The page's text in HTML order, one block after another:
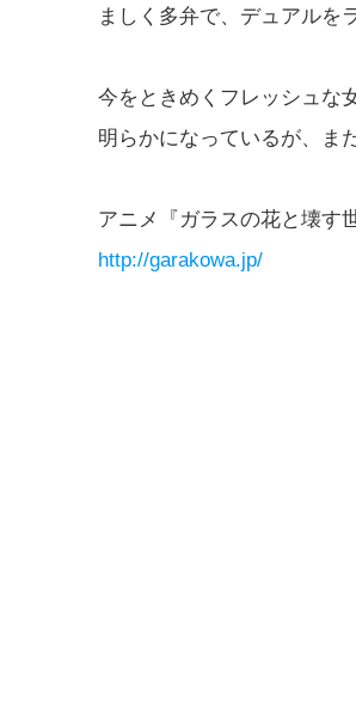
ましく多弁で、デュアルを
今をときめくフレッシュな
明らかになっているが、ま
アニメ『ガラスの花と壊す
http://garakowa.jp/